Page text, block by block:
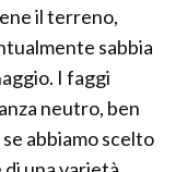
il terreno,
sabbia
I faggi
neutro, ben
abbiamo scelto